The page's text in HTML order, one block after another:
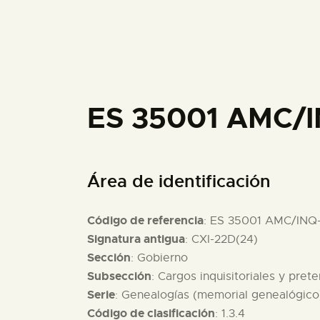
ES 35001 AMC/
Área de identificación
Código de referencia: ES 35001 AMC/
Signatura antigua: CXI-22D(24)
Sección: Gobierno
Subsección: Cargos inquisitoriales y
Serie: Genealogías (memorial
Código de clasificación: 1.3.4